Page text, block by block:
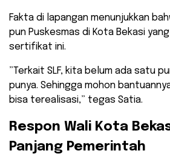
​Fakta di lapangan menunjukkan
pun Puskesmas di Kota Bekasi
sertifikat ini.
​”Terkait SLF, kita belum ada satu
punya. Sehingga mohon
bisa terealisasi,” tegas Satia.
Respon Wali Kota
Panjang Pemerintah